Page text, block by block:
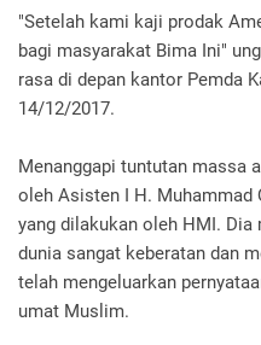
"Setelah kami kaji prodak
bagi masyarakat Bima Ini"
rasa di depan kantor Pemda
14/12/2017.
Menanggapi tuntutan massa
oleh Asisten I H. Muhammad
yang dilakukan oleh HMI.
dunia sangat keberatan dan
telah mengeluarkan
umat Muslim.